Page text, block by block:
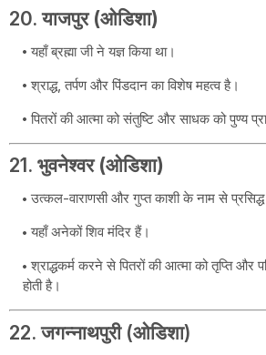
20.याजपुर (ओडिशा)
यहाँ ब्रह्मा जी ने यज्ञ किया था।
श्राद्ध, तर्पण और पिंडदान का विशेष महत्व है।
पितरों की आत्मा को संतुष्टि और साधक को पुण्य
21. भुवनेश्वर (ओडिशा)
उत्कल-वाराणसी और गुप्त काशी के नाम से
यहाँ अनेकों शिव मंदिर हैं।
श्राद्धकर्म करने से पितरों की आत्मा को तृप्ति और
होती है।
22. जगन्नाथपुरी (ओडिशा)